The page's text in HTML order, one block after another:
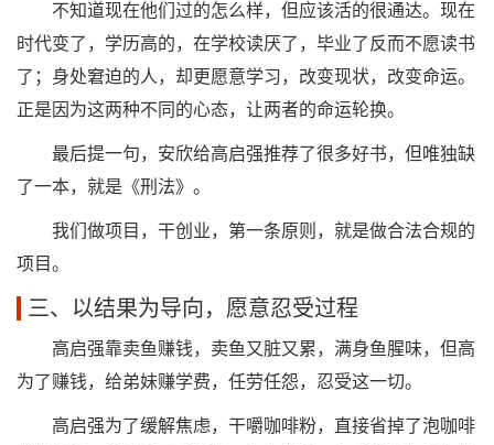
不知道现在他们过的怎么样，但应该活的很通达。现在
时代变了，学历高的，在学校读厌了，毕业了反而不愿读书
了；身处窘迫的人，却更愿意学习，改变现状，改变命运。
正是因为这两种不同的心态，让两者的命运轮换。
最后提一句，安欣给高启强推荐了很多好书，但唯独缺
了一本，就是《刑法》。
我们做项目，干创业，第一条原则，就是做合法合规的
项目。
三、以结果为导向，愿意忍受过程
高启强靠卖鱼赚钱，卖鱼又脏又累，满身鱼腥味，但高
为了赚钱，给弟妹赚学费，任劳任怨，忍受这一切。
高启强为了缓解焦虑，干嚼咖啡粉，直接省掉了泡咖啡